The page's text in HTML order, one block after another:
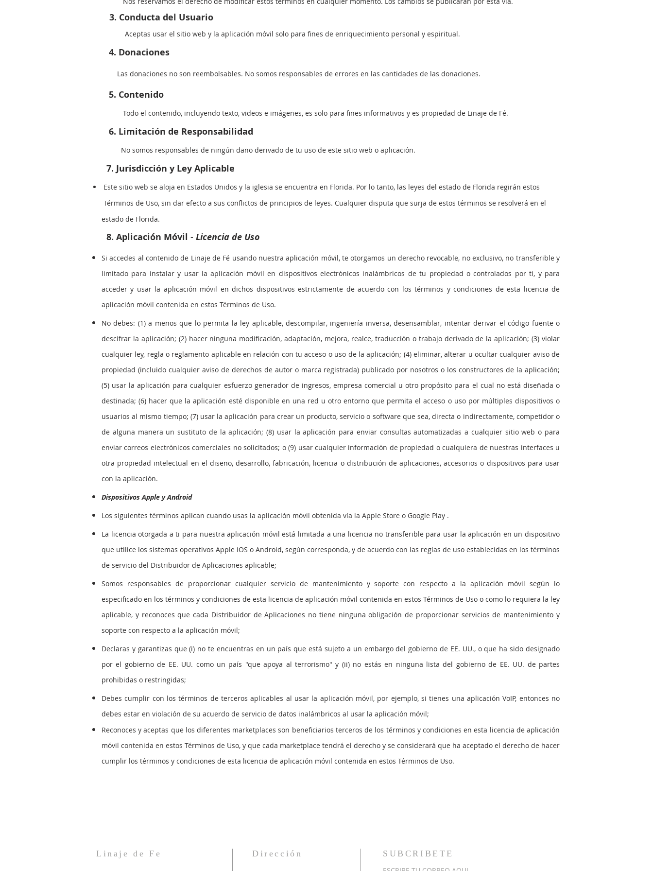
3. Conducta del Usuario
Aceptas usar el sitio web y la aplicación móvil solo para fines de enriquecimiento personal y espiritual.
4. Donaciones
Las donaciones no son reembolsables. No somos responsables de errores en las cantidades de las donaciones.​
5. Contenido
Todo el contenido, incluyendo texto, videos e imágenes, es solo para fines informativos y es propiedad de Linaje de Fé.
6. Limitación de Responsabilidad
No somos responsables de ningún daño derivado de tu uso de este sitio web o aplicación.
7. Jurisdicción y Ley Aplicable
Este sitio web se aloja en Estados Unidos y la iglesia se encuentra en Florida. Por lo tanto, las leyes del estado de Florida regirán estos
Términos de Uso, sin dar efecto a sus conflictos de principios de leyes. Cualquier disputa que surja de estos términos se resolverá en el
estado de Florida.
8. Aplicación Móvil ​ - Licencia de Uso
Si accedes al contenido de Linaje de Fé usando nuestra aplicación móvil, te otorgamos un derecho revocable, no exclusivo, no transferible y
limitado para instalar y usar la aplicación móvil en dispositivos electrónicos inalámbricos de tu propiedad o controlados por ti, y para
acceder y usar la aplicación móvil en dichos dispositivos estrictamente de acuerdo con los términos y condiciones de esta licencia de
aplicación móvil contenida en estos Términos de Uso.
No debes: (1) a menos que lo permita la ley aplicable, descompilar, ingeniería inversa, desensamblar, intentar derivar el código fuente o
descifrar la aplicación; (2) hacer ninguna modificación, adaptación, mejora, realce, traducción o trabajo derivado de la aplicación; (3) violar
cualquier ley, regla o reglamento aplicable en relación con tu acceso o uso de la aplicación; (4) eliminar, alterar u ocultar cualquier aviso de
propiedad (incluido cualquier aviso de derechos de autor o marca registrada) publicado por nosotros o los constructores de la aplicación;
(5) usar la aplicación para cualquier esfuerzo generador de ingresos, empresa comercial u otro propósito para el cual no está diseñada o
destinada; (6) hacer que la aplicación esté disponible en una red u otro entorno que permita el acceso o uso por múltiples dispositivos o
usuarios al mismo tiempo; (7) usar la aplicación para crear un producto, servicio o software que sea, directa o indirectamente, competidor o
de alguna manera un sustituto de la aplicación; (8) usar la aplicación para enviar consultas automatizadas a cualquier sitio web o para
enviar correos electrónicos comerciales no solicitados; o (9) usar cualquier información de propiedad o cualquiera de nuestras interfaces u
otra propiedad intelectual en el diseño, desarrollo, fabricación, licencia o distribución de aplicaciones, accesorios o dispositivos para usar
con la aplicación.
Dispositivos Apple y Android
Los siguientes términos aplican cuando usas la aplicación móvil obtenida vía la Apple Store o Google Play .
La licencia otorgada a ti para nuestra aplicación móvil está limitada a una licencia no transferible para usar la aplicación en un dispositivo
que utilice los sistemas operativos Apple iOS o Android, según corresponda, y de acuerdo con las reglas de uso establecidas en los términos
de servicio del Distribuidor de Aplicaciones aplicable;
Somos responsables de proporcionar cualquier servicio de mantenimiento y soporte con respecto a la aplicación móvil según lo
especificado en los términos y condiciones de esta licencia de aplicación móvil contenida en estos Términos de Uso o como lo requiera la ley
aplicable, y reconoces que cada Distribuidor de Aplicaciones no tiene ninguna obligación de proporcionar servicios de mantenimiento y
soporte con respecto a la aplicación móvil;
Declaras y garantizas que (i) no te encuentras en un país que está sujeto a un embargo del gobierno de EE. UU., o que ha sido designado
por el gobierno de EE. UU. como un país "que apoya al terrorismo" y (ii) no estás en ninguna lista del gobierno de EE. UU. de partes
prohibidas o restringidas;
Debes cumplir con los términos de terceros aplicables al usar la aplicación móvil, por ejemplo, si tienes una aplicación VoIP, entonces no
debes estar en violación de su acuerdo de servicio de datos inalámbricos al usar la aplicación móvil;
Reconoces y aceptas que los diferentes marketplaces son beneficiarios terceros de los términos y condiciones en esta licencia de aplicación
móvil contenida en estos Términos de Uso, y que cada marketplace tendrá el derecho y se considerará que ha aceptado el derecho de hacer
cumplir los términos y condiciones de esta licencia de aplicación móvil contenida en estos Términos de Uso.
Linaje de Fe Dirección SUBCRIBETE